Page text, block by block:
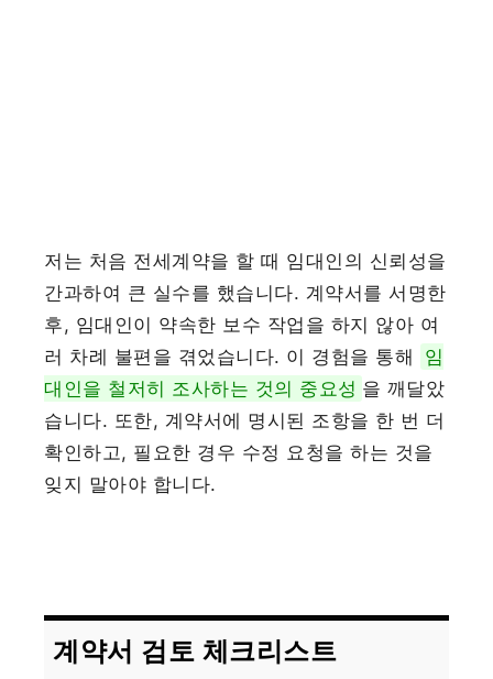
저는 처음 전세계약을 할 때 임대인의 신뢰성을
간과하여 큰 실수를 했습니다. 계약서를 서명한
후, 임대인이 약속한 보수 작업을 하지 않아 여
러 차례 불편을 겪었습니다. 이 경험을 통해
임
대인을 철저히 조사하는 것의 중요성 을 깨달았
습니다. 또한, 계약서에 명시된 조항을 한 번 더
확인하고, 필요한 경우 수정 요청을 하는 것을
잊지 말아야 합니다.
계약서 검토 체크리스트